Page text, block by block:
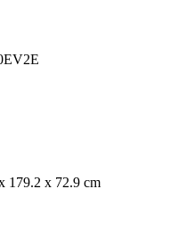
179.2 x 72.9 cm